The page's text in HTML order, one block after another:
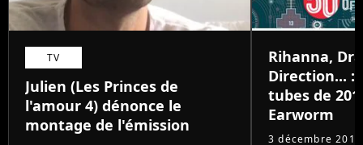
TV
Julien (Les Princes de
l'amour 4) dénonce le
montage de l'émission
Rihanna,
Direction... :
tubes de
Earworm
3 décembre 2015